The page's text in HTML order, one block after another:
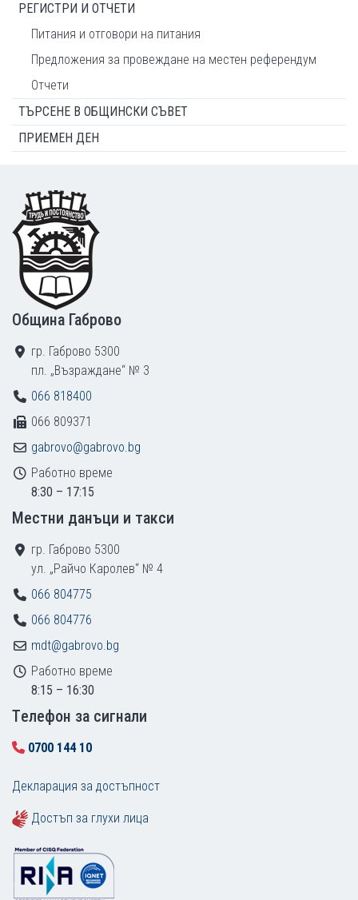
РЕГИСТРИ И ОТЧЕТИ
Питания и отговори на питания
Предложения за провеждане на местен референдум
Отчети
ТЪРСЕНЕ В ОБЩИНСКИ СЪВЕТ
ПРИЕМЕН ДЕН
Footer
Община Габрово
гр. Габрово 5300
пл. „Възраждане“ № 3
066 818400
066 809371
gabrovo@gabrovo.bg
Работно време
8:30 – 17:15
Местни данъци и такси
гр. Габрово 5300
ул. „Райчо Каролев“ № 4
066 804775
066 804776
mdt@gabrovo.bg
Работно време
8:15 – 16:30
Tелефон за сигнали
0700 144 10
Декларация за достъпност
Достъп за глухи лица